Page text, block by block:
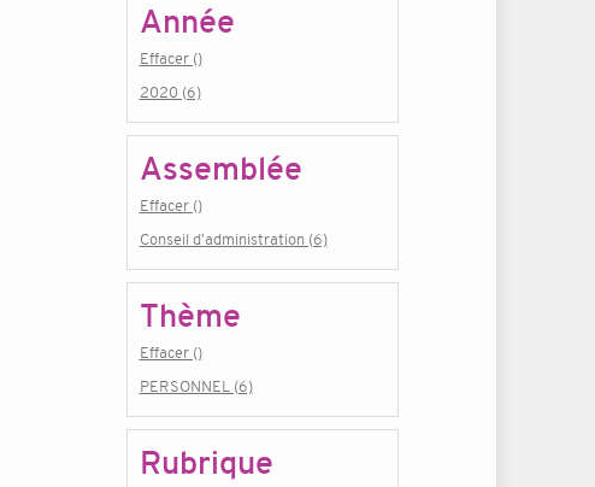
Année
Effacer ()
2020 (6)
Assemblée
Effacer ()
Conseil d'administration (6)
Thème
Effacer ()
PERSONNEL (6)
Rubrique